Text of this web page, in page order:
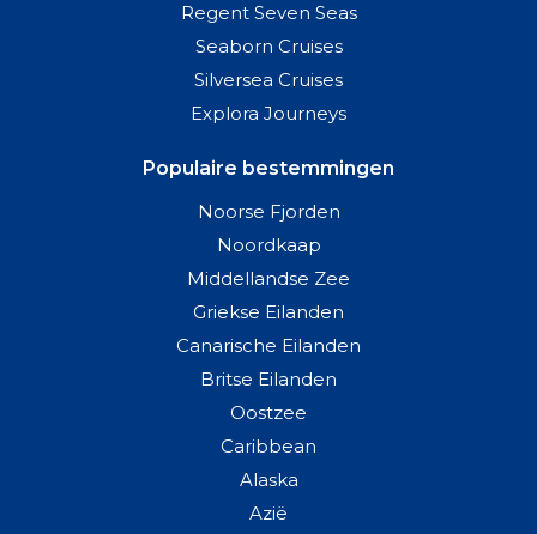
Regent Seven Seas
Seaborn Cruises
Silversea Cruises
Explora Journeys
Populaire bestemmingen
Noorse Fjorden
Noordkaap
Middellandse Zee
Griekse Eilanden
Canarische Eilanden
Britse Eilanden
Oostzee
Caribbean
Alaska
Azië